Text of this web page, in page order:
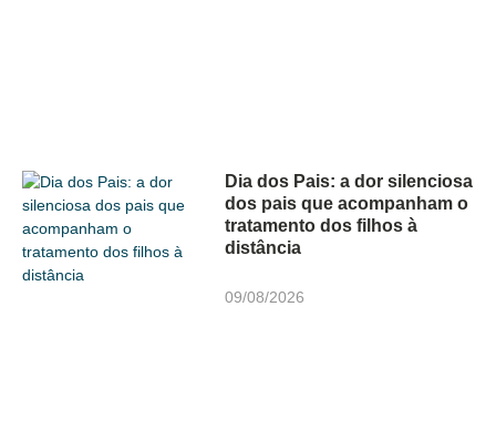
Dia dos Pais: a dor silenciosa
dos pais que acompanham o
tratamento dos filhos à
distância
09/08/2026